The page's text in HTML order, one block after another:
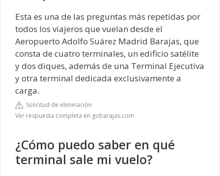
Esta es una de las preguntas más repetidas por
todos los viajeros que vuelan desde el
Aeropuerto Adolfo Suárez Madrid Barajas, que
consta de cuatro terminales, un edificio satélite
y dos diques, además de una Terminal Ejecutiva
y otra terminal dedicada exclusivamente a
carga.
Solicitud de eliminación
Ver respuesta completa en gobarajas.com
¿Cómo puedo saber en qué
terminal sale mi vuelo?